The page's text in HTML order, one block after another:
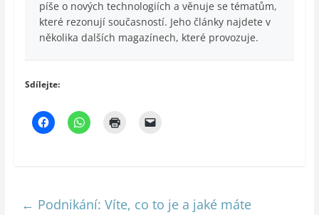
píše o nových technologiích a věnuje se tématům,
které rezonují současností. Jeho články najdete v
několika dalších magazínech, které provozuje.
Sdílejte:
← Podnikání: Víte, co to je a jaké máte